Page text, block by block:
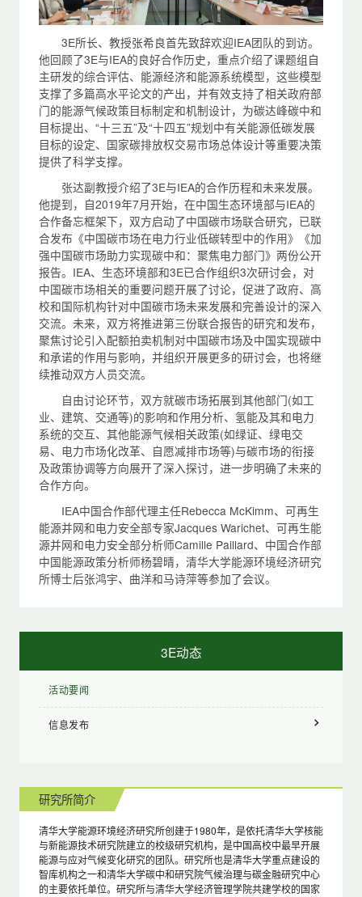
3E所长、教授张希良首先致辞欢迎IEA团队的到访。
他回顾了3E与IEA的良好合作历史，重点介绍了课题组自
主研发的综合评估、能源经济和能源系统模型，这些模型
支撑了多篇高水平论文的产出，并有效支持了相关政府部
门的能源气候政策目标制定和机制设计，为碳达峰碳中和
目标提出、“十三五”及“十四五”规划中有关能源低碳发展
目标的设定、国家碳排放权交易市场总体设计等重要决策
提供了科学支撑。
张达副教授介绍了3E与IEA的合作历程和未来发展。
他提到，自2019年7月开始，在中国生态环境部与IEA的
合作备忘框架下，双方启动了中国碳市场联合研究，已联
合发布《中国碳市场在电力行业低碳转型中的作用》《加
强中国碳市场助力实现碳中和：聚焦电力部门》两份公开
报告。IEA、生态环境部和3E已合作组织3次研讨会，对
中国碳市场相关的重要问题开展了讨论，促进了政府、高
校和国际机构针对中国碳市场未来发展和完善设计的深入
交流。未来，双方将推进第三份联合报告的研究和发布，
聚焦讨论引入配额拍卖机制对中国碳市场及中国实现碳中
和承诺的作用与影响，并组织开展更多的研讨会，也将继
续推动双方人员交流。
自由讨论环节，双方就碳市场拓展到其他部门(如工
业、建筑、交通等)的影响和作用分析、氢能及其和电力
系统的交互、其他能源气候相关政策(如绿证、绿电交
易、电力市场化改革、自愿减排市场等)与碳市场的衔接
及政策协调等方向展开了深入探讨，进一步明确了未来的
合作方向。
IEA中国合作部代理主任Rebecca McKimm、可再生
能源并网和电力安全部专家Jacques Warichet、可再生能
源并网和电力安全部分析师Camille Paillard、中国合作部
中国能源政策分析师杨碧晴，清华大学能源环境经济研究
所博士后张鸿宇、曲洋和马诗萍等参加了会议。
3E动态
活动要闻
信息发布
研究所简介
清华大学能源环境经济研究所创建于1980年，是依托清华大学核能
与新能源技术研究院建立的校级研究机构，是中国高校中最早开展
能源与应对气候变化研究的团队。研究所也是清华大学重点建设的
智库机构之一和清华大学碳中和研究院气候治理与碳金融研究中心
的主要依托单位。研究所与清华大学经济管理学院共建学校的国家